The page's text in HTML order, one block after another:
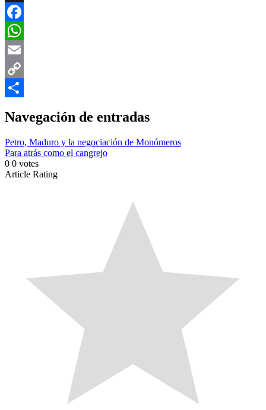
X
Facebook
WhatsApp
Email
Copy
Navegación de entradas
Petro, Maduro y la negociación de Monómeros
Para atrás como el cangrejo
0 0 votes
Article Rating